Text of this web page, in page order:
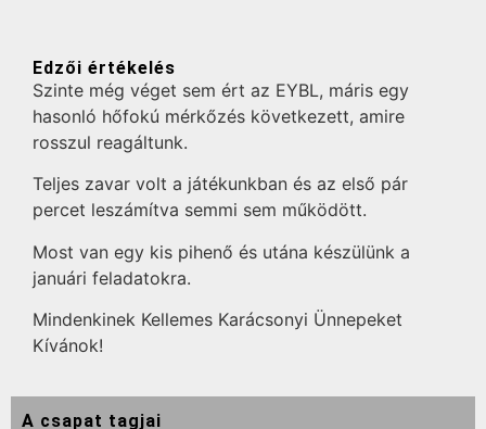
Edzői értékelés
Szinte még véget sem ért az EYBL, máris egy
hasonló hőfokú mérkőzés következett, amire
rosszul reagáltunk.
Teljes zavar volt a játékunkban és az első pár
percet leszámítva semmi sem működött.
Most van egy kis pihenő és utána készülünk a
januári feladatokra.
Mindenkinek Kellemes Karácsonyi Ünnepeket
Kívánok!
A csapat tagjai